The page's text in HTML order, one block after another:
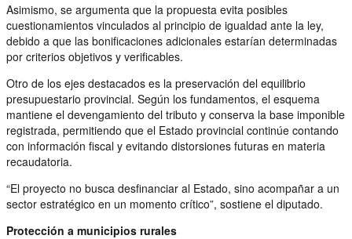
Asimismo, se argumenta que la propuesta evita posibles
cuestionamientos vinculados al principio de igualdad ante la ley,
debido a que las bonificaciones adicionales estarían determinadas
por criterios objetivos y verificables.
Otro de los ejes destacados es la preservación del equilibrio
presupuestario provincial. Según los fundamentos, el esquema
mantiene el devengamiento del tributo y conserva la base imponible
registrada, permitiendo que el Estado provincial continúe contando
con información fiscal y evitando distorsiones futuras en materia
recaudatoria.
“El proyecto no busca desfinanciar al Estado, sino acompañar a un
sector estratégico en un momento crítico”, sostiene el diputado.
Protección a municipios rurales